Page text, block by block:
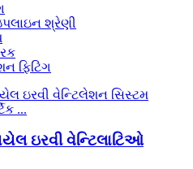
શ્રેણી
ફિટિંગ
ઇરવી વેન્ટિલાટિઓ